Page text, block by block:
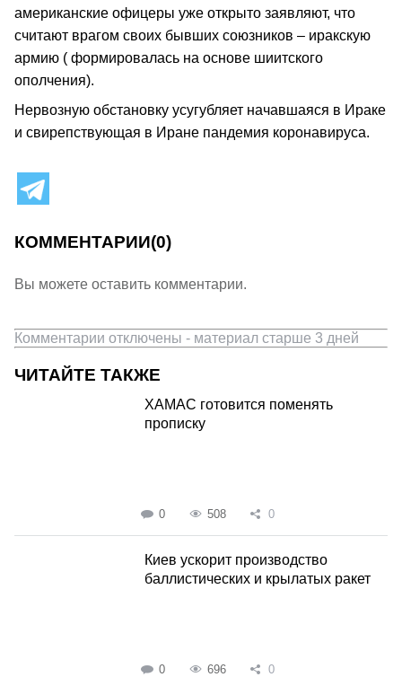
американские офицеры уже открыто заявляют, что
считают врагом своих бывших союзников – иракскую
армию ( формировалась на основе шиитского
ополчения).
Нервозную обстановку усугубляет начавшаяся в Ираке
и свирепствующая в Иране пандемия коронавируса.
КОММЕНТАРИИ(0)
Вы можете оставить комментарии.
Комментарии отключены - материал старше 3 дней
ЧИТАЙТЕ ТАКЖЕ
ХАМАС готовится поменять
прописку
0 508 0
Киев ускорит производство
баллистических и крылатых ракет
0 696 0